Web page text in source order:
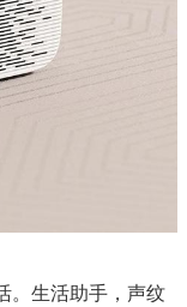
。生活助手，声纹